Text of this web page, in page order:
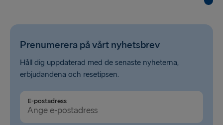
Travemünde → Liepāja
Cairnryan → Belfast
Prenumerera på vårt nyhetsbrev
Håll dig uppdaterad med de senaste nyheterna,
erbjudandena och resetipsen.
E-postadress